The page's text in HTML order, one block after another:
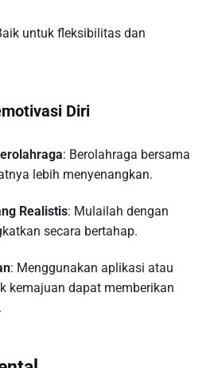
untuk fleksibilitas dan
Diri
: Berolahraga bersama
lebih menyenangkan.
Realistis: Mulailah dengan
secara bertahap.
: Menggunakan aplikasi atau
kemajuan dapat memberikan